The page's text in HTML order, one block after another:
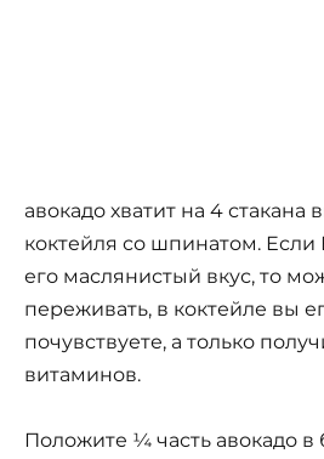
авокадо хватит на 4 стакана
коктейля со шпинатом. Если
его маслянистый вкус, то
переживать, в коктейле вы
почувствуете, а только
витаминов.
Положите ¼ часть авокадо в